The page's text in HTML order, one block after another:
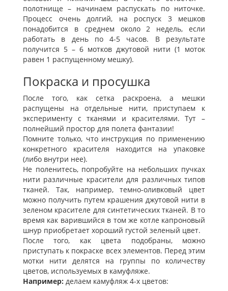
полотнище – начинаем распускать по ниточке.
Процесс очень долгий, на роспуск 3 мешков
понадобится в среднем около 2 недель, если
работать в день по 4-5 часов. В результате
получится 5 – 6 мотков джутовой нити (1 моток
равен 1 распущенному мешку).
Покраска и просушка
После того, как сетка раскроена, а мешки
распущены на отдельные нити, приступаем к
эксперименту с тканями и красителями. Тут –
полнейший простор для полета фантазии!
Помните только, что инструкция по применению
конкретного красителя находится на упаковке
(либо внутри нее).
Не поленитесь, попробуйте на небольших пучках
нити различные красители для различных типов
тканей. Так, например, темно-оливковый цвет
можно получить путем крашения джутовой нити в
зеленом красителе для синтетических тканей. В то
время как варившийся в том же котле капроновый
шнур приобретает хороший густой зеленый цвет.
После того, как цвета подобраны, можно
приступать к покраске всех элементов. Перед этим
мотки нити делятся на группы по количеству
цветов, используемых в камуфляже.
Например: делаем камуфляж 4-х цветов: